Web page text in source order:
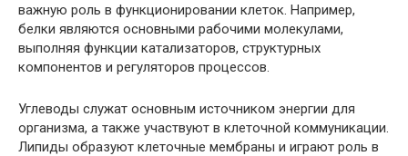
важную роль в функционировании клеток. Например,
белки являются основными рабочими молекулами,
выполняя функции катализаторов, структурных
компонентов и регуляторов процессов.
Углеводы служат основным источником энергии для
организма, а также участвуют в клеточной коммуникации.
Липиды образуют клеточные мембраны и играют роль в